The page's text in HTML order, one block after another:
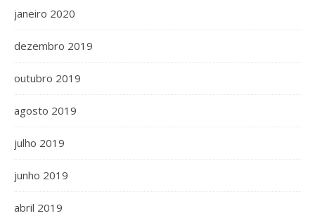
janeiro 2020
dezembro 2019
outubro 2019
agosto 2019
julho 2019
junho 2019
abril 2019